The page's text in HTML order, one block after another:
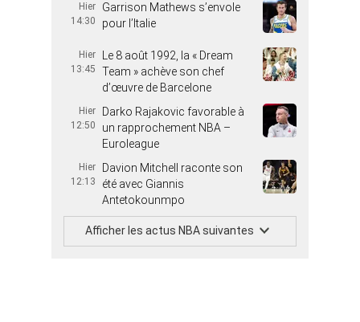
Hier
14:30
Garrison Mathews s’envole
pour l’Italie
Hier
13:45
Le 8 août 1992, la « Dream
Team » achève son chef
d’œuvre de Barcelone
Hier
12:50
Darko Rajakovic favorable à
un rapprochement NBA –
Euroleague
Hier
12:13
Davion Mitchell raconte son
été avec Giannis
Antetokounmpo
Afficher les actus NBA suivantes